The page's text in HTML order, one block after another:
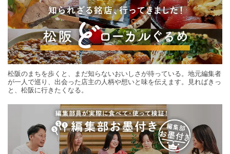
松阪のまちを歩くと、まだ知らないおいしさが待っている。地元編集者
が一人で巡り、出会った店主の人柄や想いと味を伝えます。見ればきっ
と、松阪に行きたくなる。